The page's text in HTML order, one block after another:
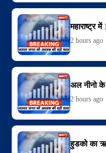
महाराष्ट्र
2 hours ago
अल नीनो
2 hours ago
हुडको का